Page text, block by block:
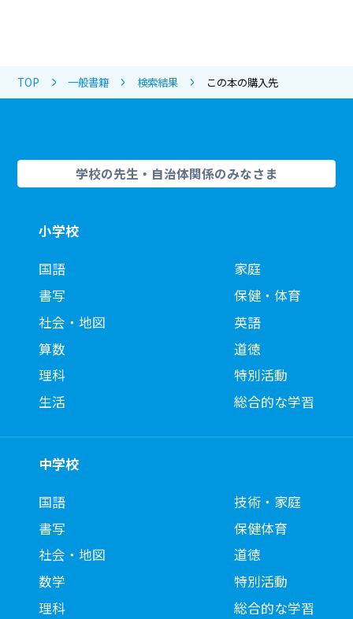
TOP 一般書籍 検索結果 この本の購入先
学校の先生・自治体関係のみなさま
小学校
国語
書写
社会・地図
算数
理科
生活
家庭
保健・体育
英語
道徳
特別活動
総合的な学習
中学校
国語
書写
社会・地図
数学
理科
技術・家庭
保健体育
道徳
特別活動
総合的な学習